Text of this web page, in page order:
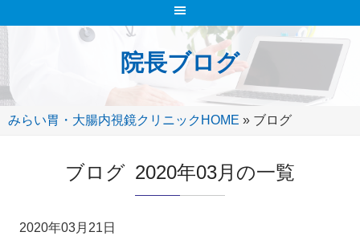
院長ブログ
みらい胃・大腸内視鏡クリニックHOME » ブログ
ブログ 2020年03月の一覧
2020年03月21日